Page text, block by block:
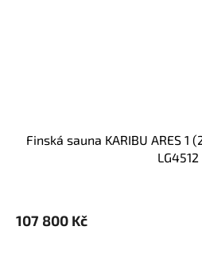
finská sauna KARIBU ARES 1 (235) antracit / antracit
LG4512
107 800 Kč